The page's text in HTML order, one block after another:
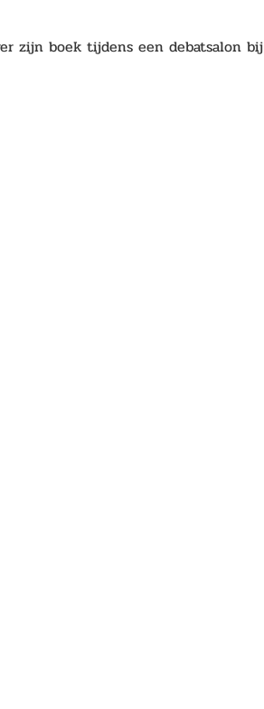
zijn boek tijdens een debatsalon bij